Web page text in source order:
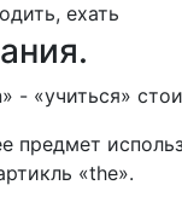
ехать
- «учиться»
предмет
«the».